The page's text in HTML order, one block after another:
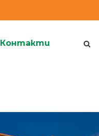
Контакти